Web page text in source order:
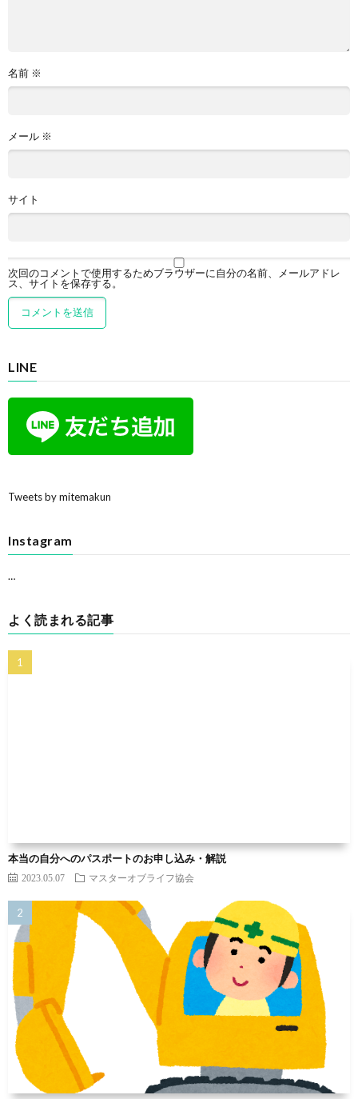
名前 ※
メール ※
サイト
次回のコメントで使用するためブラウザーに自分の名前、メールアドレ
ス、サイトを保存する。
LINE
Tweets by mitemakun
Instagram
…
よく読まれる記事
本当の自分へのパスポートのお申し込み・解説
2023.05.07 マスターオブライフ協会